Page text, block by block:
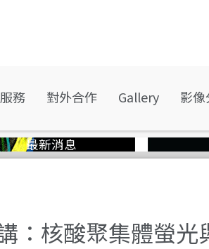
務 對外合作 Gallery 影
最新消息
：核酸聚集體螢光